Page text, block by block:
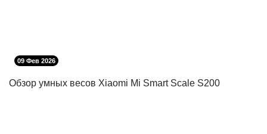
09 Фев 2026
Обзор умных весов Xiaomi Mi Smart Scale S200